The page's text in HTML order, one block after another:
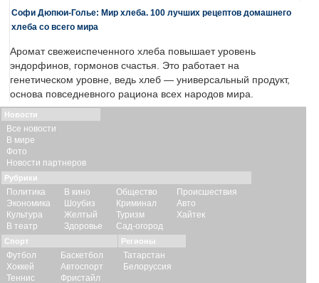
Софи Дюпюи-Голье: Мир хлеба. 100 лучших рецептов домашнего
хлеба со всего мира
Аромат свежеиспеченного хлеба повышает уровень
эндорфинов, гормонов счастья. Это работает на
генетическом уровне, ведь хлеб — универсальный продукт,
основа повседневного рациона всех народов мира.
Новости
Все новости
В мире
Фото
Новости партнеров
Рубрики
Политика
Экономика
Культура
В театр
В кино
Шоубиз
Желтый
Здоровье
Общество
Криминал
Туризм
Сад-огород
Происшествия
Авто
Хайтек
Спорт
Футбол
Хоккей
Теннис
Баскетбол
Автоспорт
Фристайл
Регионы
Татарстан
Белоруссия